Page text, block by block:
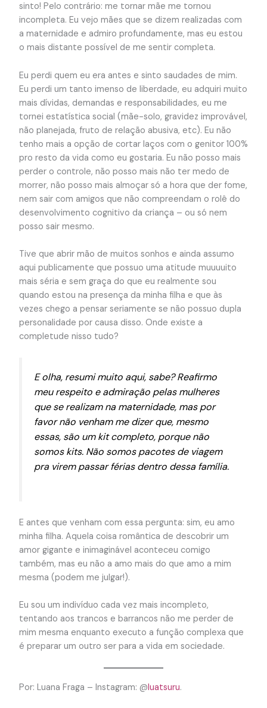
sinto! Pelo contrário: me tornar mãe me tornou
incompleta. Eu vejo mães que se dizem realizadas com
a maternidade e admiro profundamente, mas eu estou
o mais distante possível de me sentir completa.
Eu perdi quem eu era antes e sinto saudades de mim.
Eu perdi um tanto imenso de liberdade, eu adquiri muito
mais dívidas, demandas e responsabilidades, eu me
tornei estatística social (mãe-solo, gravidez improvável,
não planejada, fruto de relação abusiva, etc). Eu não
tenho mais a opção de cortar laços com o genitor 100%
pro resto da vida como eu gostaria. Eu não posso mais
perder o controle, não posso mais não ter medo de
morrer, não posso mais almoçar só a hora que der fome,
nem sair com amigos que não compreendam o rolê do
desenvolvimento cognitivo da criança – ou só nem
posso sair mesmo.
Tive que abrir mão de muitos sonhos e ainda assumo
aqui publicamente que possuo uma atitude muuuuito
mais séria e sem graça do que eu realmente sou
quando estou na presença da minha filha e que às
vezes chego a pensar seriamente se não possuo dupla
personalidade por causa disso. Onde existe a
completude nisso tudo?
E olha, resumi muito aqui, sabe? Reafirmo
meu respeito e admiração pelas mulheres
que se realizam na maternidade, mas por
favor não venham me dizer que, mesmo
essas, são um kit completo, porque não
somos kits. Não somos pacotes de viagem
pra virem passar férias dentro dessa família.
E antes que venham com essa pergunta: sim, eu amo
minha filha. Aquela coisa romântica de descobrir um
amor gigante e inimaginável aconteceu comigo
também, mas eu não a amo mais do que amo a mim
mesma (podem me julgar!).
Eu sou um indivíduo cada vez mais incompleto,
tentando aos trancos e barrancos não me perder de
mim mesma enquanto executo a função complexa que
é preparar um outro ser para a vida em sociedade.
Por: Luana Fraga – Instagram: @luatsuru.